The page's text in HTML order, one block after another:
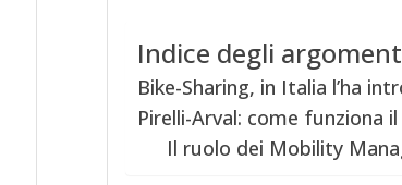
Indice degli
Bike-Sharing, in Italia l’ha
Pirelli-Arval: come funziona
Il ruolo dei Mobility